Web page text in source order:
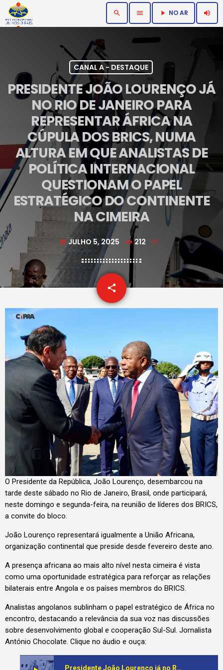
search menu play_arrow NO AR volume_up
CANAL A - DESTAQUE
PRESIDENTE JOÃO LOURENÇO JÁ
NO RIO DE JANEIRO PARA
REPRESENTAR ÁFRICA NA
CÚPULA DOS BRICS, NUMA
ALTURA EM QUE ANALISTAS DE
POLÍTICA INTERNACIONAL
QUESTIONAM O PAPEL
ESTRATÉGICO DO CONTINENTE
NA CIMEIRA
today JULHO 5, 2025 212
share
email
O Presidente da República, João Lourenço, desembarcou na
tarde deste sábado no Rio de Janeiro, Brasil, onde participará,
neste domingo e segunda-feira, na reunião de líderes dos BRICS,
a convite do bloco.
João Lourenço representará igualmente a União Africana,
organização continental que preside desde fevereiro deste ano.
A presença africana ao mais alto nível nesta cimeira é vista
como uma oportunidade estratégica para reforçar as relações
bilaterais entre Angola e os países membros do BRICS.
Analistas angolanos sublinham o papel estratégico de África no
encontro, destacando a relevância da sua voz nas discussões
sobre desenvolvimento global e cooperação Sul-Sul. Jornalista
António Chocolate. Clique no áudio e ouça:
Presidente João Lourenço já no Rio de Janeiro para representar África na Cúpula dos BRICS, numa altura em que analistas de política internacional questionam o papel estratégico do continente na cimeira